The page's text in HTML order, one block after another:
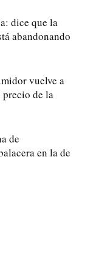
dice que la
abandonando
vuelve a
precio de la
de
en la de